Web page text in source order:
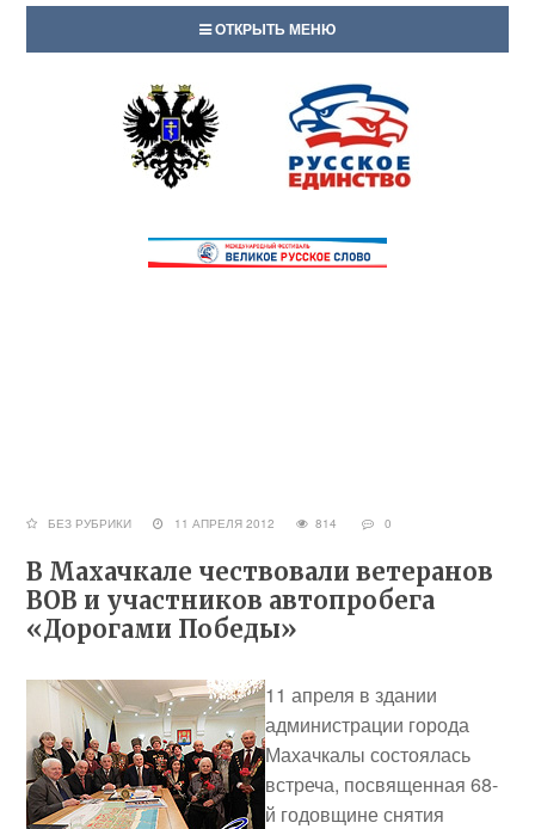
ОТКРЫТЬ МЕНЮ
БЕЗ РУБРИКИ 11 АПРЕЛЯ 2012 814 0
В Махачкале чествовали ветеранов
ВОВ и участников автопробега
«Дорогами Победы»
11 апреля в здании
администрации города
Махачкалы состоялась
встреча, посвященная 68-
й годовщине снятия